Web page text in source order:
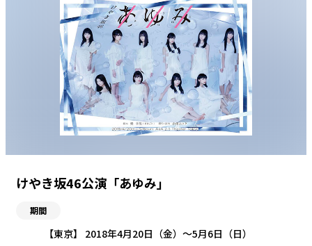
けやき坂46公演「あゆみ」
期間
【東京】 2018年4月20日（金）〜5月6日（日）